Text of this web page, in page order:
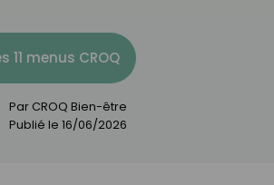
11 menus CROQ
Par CROQ Bien-être
Publié le 16/06/2026